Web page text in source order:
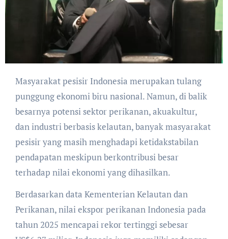
Masyarakat pesisir Indonesia merupakan tulang
punggung ekonomi biru nasional. Namun, di balik
besarnya potensi sektor perikanan, akuakultur,
dan industri berbasis kelautan, banyak masyarakat
pesisir yang masih menghadapi ketidakstabilan
pendapatan meskipun berkontribusi besar
terhadap nilai ekonomi yang dihasilkan.
Berdasarkan data Kementerian Kelautan dan
Perikanan, nilai ekspor perikanan Indonesia pada
tahun 2025 mencapai rekor tertinggi sebesar